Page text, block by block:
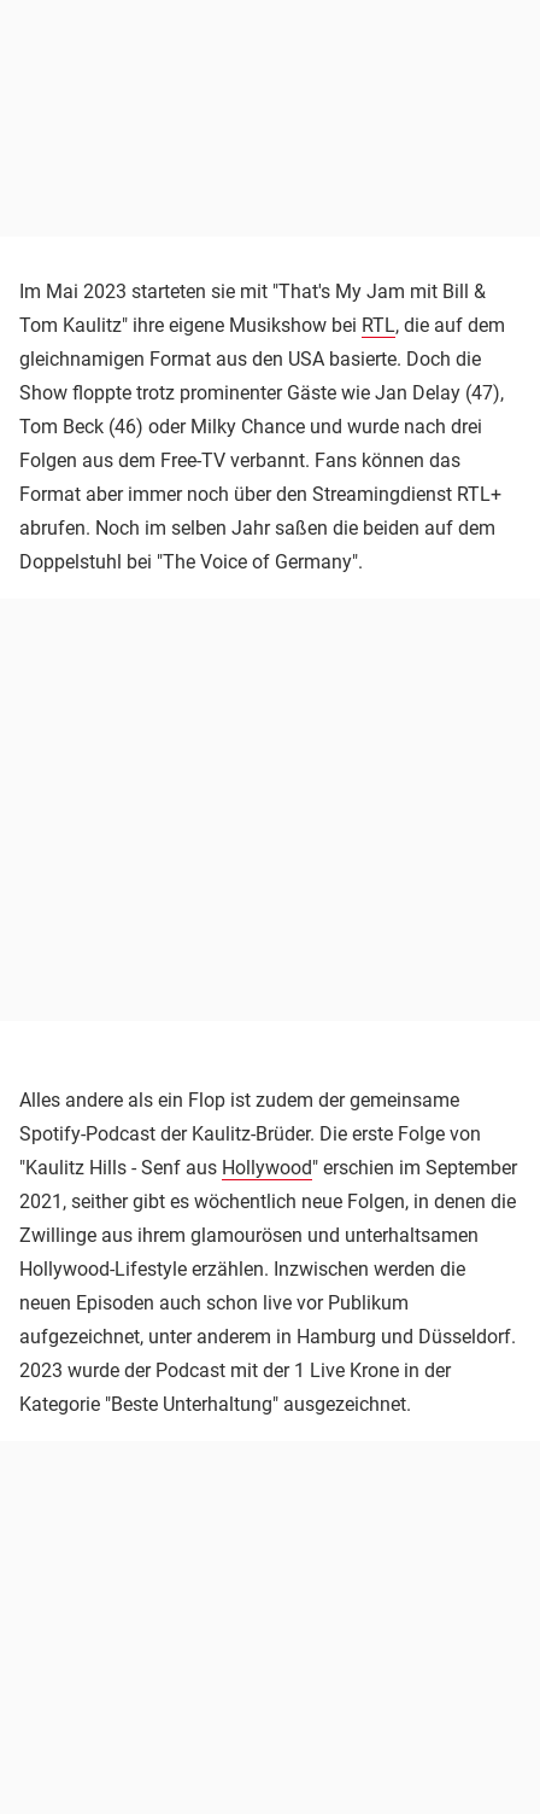
Im Mai 2023 starteten sie mit "That's My Jam mit Bill &
Tom Kaulitz" ihre eigene Musikshow bei RTL, die auf dem
gleichnamigen Format aus den USA basierte. Doch die
Show floppte trotz prominenter Gäste wie Jan Delay (47),
Tom Beck (46) oder Milky Chance und wurde nach drei
Folgen aus dem Free-TV verbannt. Fans können das
Format aber immer noch über den Streamingdienst RTL+
abrufen. Noch im selben Jahr saßen die beiden auf dem
Doppelstuhl bei "The Voice of Germany".
Alles andere als ein Flop ist zudem der gemeinsame
Spotify-Podcast der Kaulitz-Brüder. Die erste Folge von
"Kaulitz Hills - Senf aus Hollywood" erschien im September
2021, seither gibt es wöchentlich neue Folgen, in denen die
Zwillinge aus ihrem glamourösen und unterhaltsamen
Hollywood-Lifestyle erzählen. Inzwischen werden die
neuen Episoden auch schon live vor Publikum
aufgezeichnet, unter anderem in Hamburg und Düsseldorf.
2023 wurde der Podcast mit der 1 Live Krone in der
Kategorie "Beste Unterhaltung" ausgezeichnet.